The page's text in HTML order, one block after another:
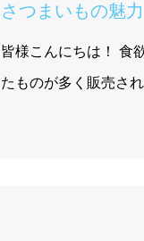
さつまいもの魅力
皆様こんにちは！ 食
たものが多く販売さ